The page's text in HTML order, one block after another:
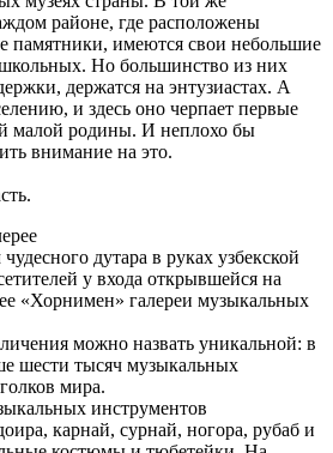
районе, где расположены
памятники, имеются свои небольшие
Но большинство из них
держатся на энтузиастах. А
и здесь оно черпает первые
малой родины. И неплохо бы
внимание на это.
дутара в руках узбекской
у входа открывшейся на
«Хорнимен» галереи музыкальных
можно назвать уникальной: в
шести тысяч музыкальных
мира.
инструментов
карнай, сурнай, ногора, рубаб и